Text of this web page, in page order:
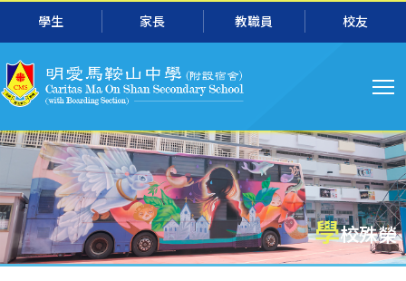
跳转到主要内容
學生 家長 教職員 校友
主
航
學校殊榮